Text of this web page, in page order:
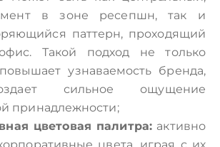
в зоне ресепшн, так и
паттерн, проходящий
Такой подход не только
узнаваемость бренда,
сильное ощущение
принадлежности;
цветовая палитра:активно